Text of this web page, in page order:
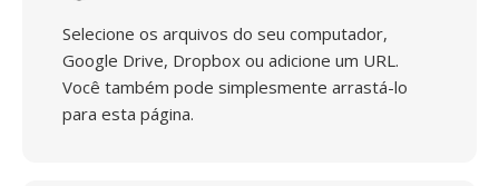
Selecione os arquivos do seu computador,
Google Drive, Dropbox ou adicione um URL.
Você também pode simplesmente arrastá-lo
para esta página.